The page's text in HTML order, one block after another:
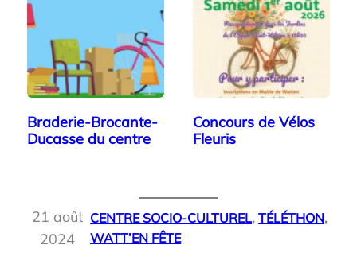
Braderie-Brocante-
Ducasse du centre
Concours de Vélos
Fleuris
21 août
2024
CENTRE SOCIO-CULTUREL, TÉLÉTHON
WATT’EN FÊTE